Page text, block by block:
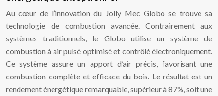
Au cœur de l’innovation du Jolly Mec Globo se trouve sa
technologie de combustion avancée. Contrairement aux
systèmes traditionnels, le Globo utilise un système de
combustion à air pulsé optimisé et contrôlé électroniquement.
Ce système assure un apport d’air précis, favorisant une
combustion complète et efficace du bois. Le résultat est un
rendement énergétique remarquable, supérieur à 87%, soit une